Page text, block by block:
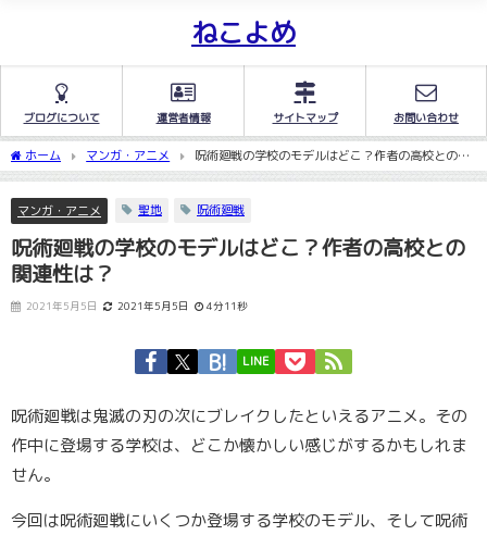
ねこよめ
ブログについて 運営者情報 サイトマップ お問い合わせ
ホーム マンガ・アニメ
呪術廻戦の学校のモデルはどこ？作者の高校との関
連性は？
マンガ・アニメ 聖地 呪術廻戦
呪術廻戦の学校のモデルはどこ？作者の高校との
関連性は？
2021年5月5日 2021年5月5日 4分11秒
LINE
呪術廻戦は鬼滅の刃の次にブレイクしたといえるアニメ。その
作中に登場する学校は、どこか懐かしい感じがするかもしれま
せん。
今回は呪術廻戦にいくつか登場する学校のモデル、そして呪術